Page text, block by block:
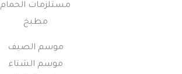
مستلزمات الحمام
مطبخ
موسم الصيف
موسم الشتاء